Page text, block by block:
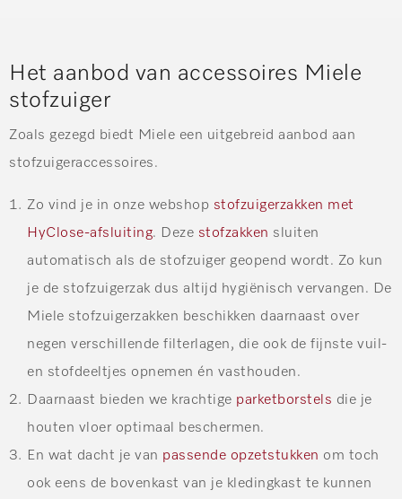
Het aanbod van accessoires Miele
stofzuiger
Zoals gezegd biedt Miele een uitgebreid aanbod aan
stofzuigeraccessoires.
Zo vind je in onze webshop stofzuigerzakken met
HyClose-afsluiting. Deze stofzakken sluiten
automatisch als de stofzuiger geopend wordt. Zo kun
je de stofzuigerzak dus altijd hygiënisch vervangen. De
Miele stofzuigerzakken beschikken daarnaast over
negen verschillende filterlagen, die ook de fijnste vuil-
en stofdeeltjes opnemen én vasthouden.
Daarnaast bieden we krachtige parketborstels die je
houten vloer optimaal beschermen.
En wat dacht je van passende opzetstukken om toch
ook eens de bovenkast van je kledingkast te kunnen